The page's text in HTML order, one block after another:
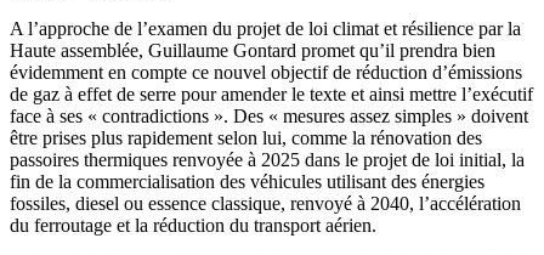
A l’approche de l’examen du projet de loi climat et résilience par la
Haute assemblée, Guillaume Gontard promet qu’il prendra bien
évidemment en compte ce nouvel objectif de réduction d’émissions
de gaz à effet de serre pour amender le texte et ainsi mettre l’exécutif
face à ses « contradictions ». Des « mesures assez simples » doivent
être prises plus rapidement selon lui, comme la rénovation des
passoires thermiques renvoyée à 2025 dans le projet de loi initial, la
fin de la commercialisation des véhicules utilisant des énergies
fossiles, diesel ou essence classique, renvoyé à 2040, l’accélération
du ferroutage et la réduction du transport aérien.